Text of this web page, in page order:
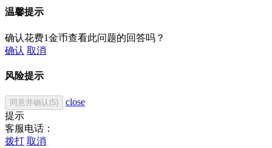
温馨提示
确认花费1金币查看此问题的回答吗？
确认 取消
风险提示
同意并确认(5)
close
提示
客服电话：
拨打 取消